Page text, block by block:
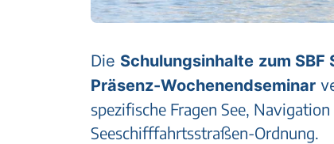
Die Schulungsinhalte zum SBF
Präsenz-Wochenendseminar
spezifische Fragen See,
Seeschifffahrtsstraßen-Ordnung.